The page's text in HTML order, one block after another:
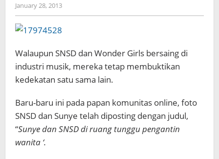
January 28, 2013by
Koreanindo
Walaupun SNSD dan Wonder Girls bersaing di
industri musik, mereka tetap membuktikan
kedekatan satu sama lain.
Baru-baru ini pada papan komunitas online, foto
SNSD dan Sunye telah diposting dengan judul,
“Sunye dan SNSD di ruang tunggu pengantin
wanita ‘.